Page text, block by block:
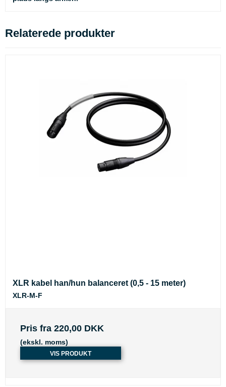
Relaterede produkter
XLR kabel han/hun balanceret (0,5 - 15 meter)
XLR-M-F
Pris fra 220,00 DKK
(ekskl. moms)
VIS PRODUKT